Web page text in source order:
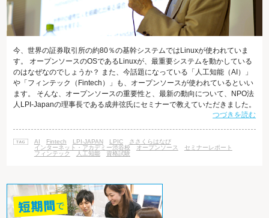
今、世界の証券取引所の約80％の基幹システムではLinuxが使われていま
す。 オープンソースのOSであるLinuxが、最重要システムを動かしている
のはなぜなのでしょうか？ また、今話題になっている「人工知能（AI）」
や「フィンテック（Fintech）」も、オープンソースが使われているといい
ます。 そんな、オープンソースの重要性と、最新の動向について、NPO法
人LPI-Japanの理事長である成井弦氏にセミナーで教えていただきました。
オープンソースの重要性と、日本人技術者に求められるスキルとは 2016年
長である成井弦氏にお越しいただき、「次世代のオープンソース活用セミ
ナー ～人工知能（AI）・フィンテック（F
つづきを読む
AI Fintech LPI-JAPAN LPIC
ささくらはなび
インターネット・アカデミー渋谷校
オープンソース
セミナーレポート
フィンテック
人工知能 資格試験